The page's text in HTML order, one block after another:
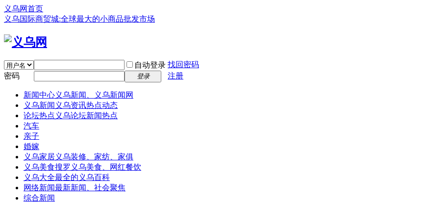
义乌网首页
义乌国际商贸城:全球最大的小商品批发市场
自动登录 找回密码
密码
登录 注册
新闻中心义乌新闻、义乌新闻网
义乌新闻 义乌资讯热点动态
论坛热点 义乌论坛新闻热点
汽车
亲子
婚嫁
义乌家居义乌装修、家纺、家俱
义乌美食搜罗义乌美食、网红餐饮
义乌大全最全的义乌百科
网络新闻最新新闻、社会聚焦
综合新闻